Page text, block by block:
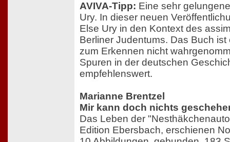
AVIVA-Tipp: Eine sehr
Ury. In dieser neuen
Else Ury in den Kontext des
Berliner Judentums. Das Buch
zum Erkennen nicht
Spuren in der deutschen
empfehlenswert.
Marianne Brentzel
Mir kann doch nichts
Das Leben der
Edition Ebersbach, erschienen